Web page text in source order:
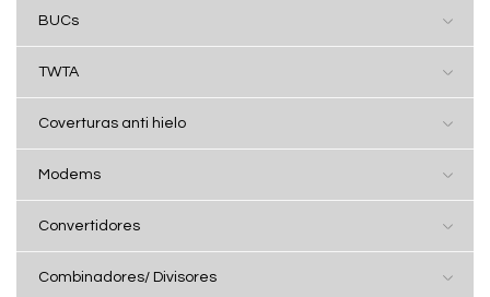
BUCs
TWTA
Coverturas anti hielo
Modems
Convertidores
Combinadores/ Divisores